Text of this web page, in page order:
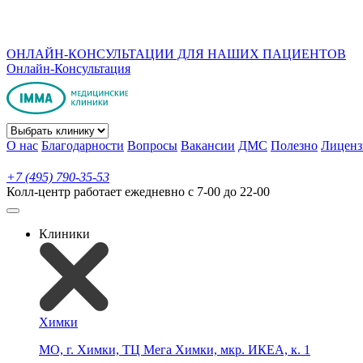
ОНЛАЙН-КОНСУЛЬТАЦИИ ДЛЯ НАШИХ ПАЦИЕНТОВ
Онлайн-Консультация
О нас Благодарности Вопросы Вакансии ДМС Полезно
+7 (495) 790-35-53
Колл-центр работает ежедневно с 7-00 до 22-00
Клиники
Химки
МО, г. Химки, ТЦ Мега Химки, мкр. ИКЕА, к. 1